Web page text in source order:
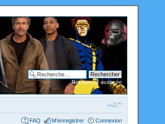
Recherche avancée
FAQ M’enregistrer Connexion